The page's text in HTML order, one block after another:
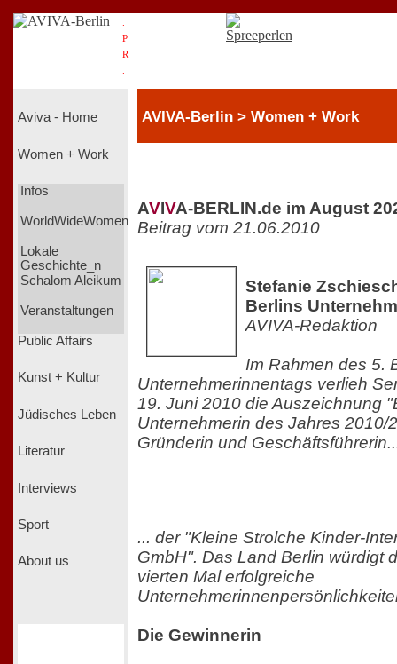
P
R
Aviva - Home
Women + Work
Infos
WorldWideWomen
Lokale
Geschichte_n
Schalom Aleikum
Veranstaltungen
Public Affairs
Kunst + Kultur
Jüdisches Leben
Literatur
Interviews
Sport
About us
AVIVA-Berlin > Women + Work
AVIVA-BERLIN.de im August
Beitrag vom 21.06.2010
Stefanie
Berlins
AVIVA-Redaktion
Im Rahmen des 5.
Unternehmerinnentags verlieh
19. Juni 2010 die Auszeichnung
Unternehmerin des Jahres 2010/
Gründerin und
... der "Kleine Strolche Kinder-
GmbH". Das Land Berlin würdigt
vierten Mal erfolgreiche
Die Gewinnerin